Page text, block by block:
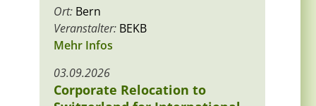
Ort: Bern
Veranstalter: BEKB
Mehr Infos
03.09.2026
Corporate Relocation to